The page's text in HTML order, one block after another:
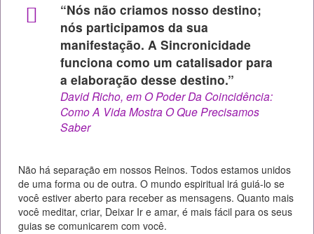
“Nós não criamos nosso destino;
nós participamos da sua
manifestação. A Sincronicidade
funciona como um catalisador para
a elaboração desse destino.”
David Richo, em O Poder Da Coincidência:
Como A Vida Mostra O Que Precisamos
Saber
Não há separação em nossos Reinos. Todos estamos unidos
de uma forma ou de outra. O mundo espiritual irá guiá-lo se
você estiver aberto para receber as mensagens. Quanto mais
você meditar, criar, Deixar Ir e amar, é mais fácil para os seus
guias se comunicarem com você.